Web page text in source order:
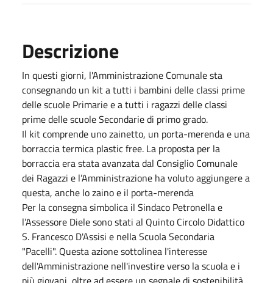
Descrizione
In questi giorni, l'Amministrazione Comunale sta
consegnando un kit a tutti i bambini delle classi prime
delle scuole Primarie e a tutti i ragazzi delle classi
prime delle scuole Secondarie di primo grado.
Il kit comprende uno zainetto, un porta-merenda e una
borraccia termica plastic free. La proposta per la
borraccia era stata avanzata dal Consiglio Comunale
dei Ragazzi e l’Amministrazione ha voluto aggiungere a
questa, anche lo zaino e il porta-merenda
Per la consegna simbolica il Sindaco Petronella e
l’Assessore Diele sono stati al Quinto Circolo Didattico
S. Francesco D'Assisi e nella Scuola Secondaria
"Pacelli". Questa azione sottolinea l'interesse
dell'Amministrazione nell'investire verso la scuola e i